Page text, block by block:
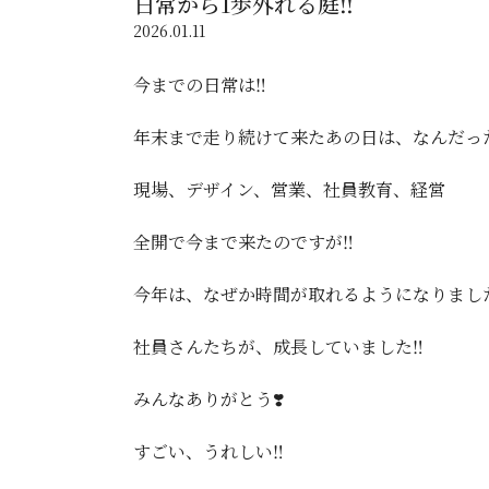
2026.01.11
今までの日常は‼️
年末まで走り続けて来たあの日は、なんだ
現場、デザイン、営業、社員教育、経営
全開で今まで来たのですが‼️
今年は、なぜか時間が取れるようになりまし
社員さんたちが、成長していました‼️
みんなありがとう❣️
すごい、うれしい‼️